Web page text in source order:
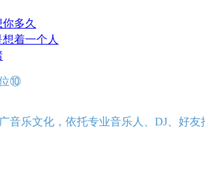
多久
着一个人
位⑩
音乐文化，依托专业音乐人、DJ、好